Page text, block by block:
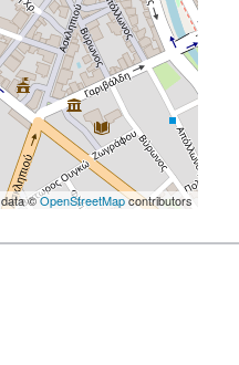
©OpenStreetMapcontributors